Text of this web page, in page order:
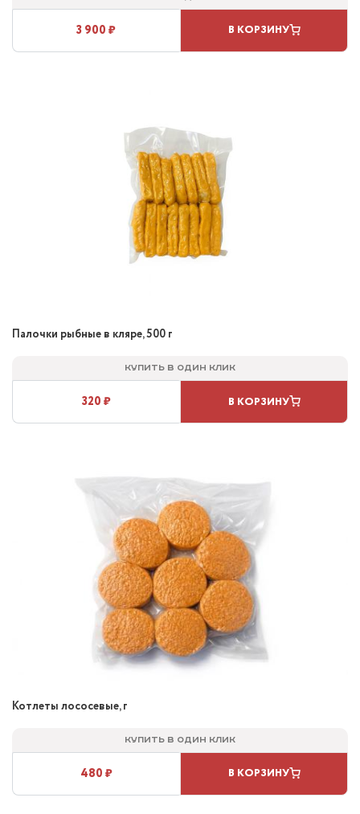
3 900 ₽ В КОРЗИНУ
Палочки рыбные в кляре, 500 г
Купить в один клик
320 ₽ В КОРЗИНУ
Котлеты лососевые, г
Купить в один клик
480 ₽ В КОРЗИНУ